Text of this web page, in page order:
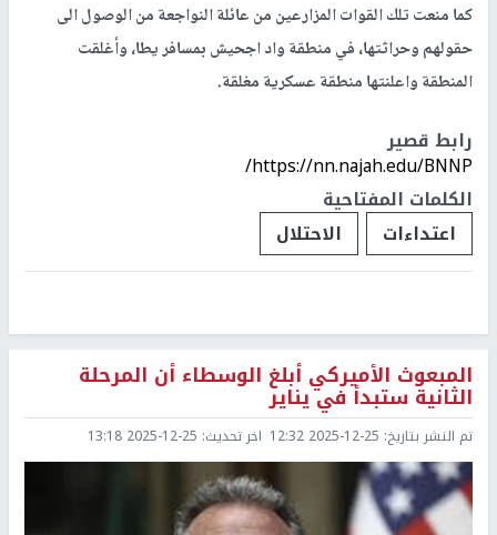
كما منعت تلك القوات المزارعين من عائلة النواجعة من الوصول الى
حقولهم وحراثتها، في منطقة واد اجحيش بمسافر يطا، وأغلقت
المنطقة واعلنتها منطقة عسكرية مغلقة.
رابط قصير
https://nn.najah.edu/BNNP/
الكلمات المفتاحية
اعتداءات
الاحتلال
المبعوث الأميركي أبلغ الوسطاء أن المرحلة
الثانية ستبدأ في يناير
تم النشر بتاريخ: 2025-12-25 12:32 اخر تحديث: 2025-12-25 13:18